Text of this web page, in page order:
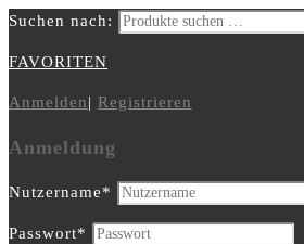
Suchen nach:
FAVORITEN
Anmelden| Registrieren
Anmeldung
Nutzername*
Passwort*